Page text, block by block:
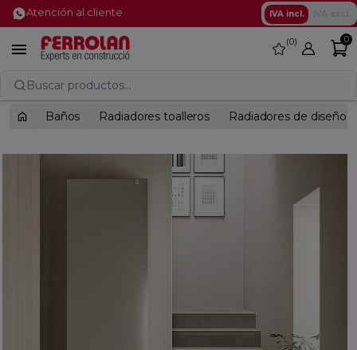
Atención al cliente IVA incl.
 favorite
0 0
Buscar productos...
Baños Radiadores toalleros Radiadores de diseño